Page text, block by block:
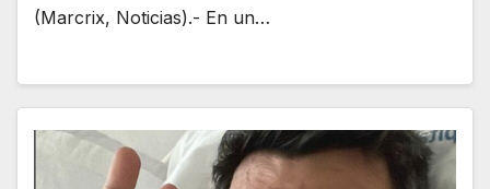
(Marcrix, Noticias).- En un…